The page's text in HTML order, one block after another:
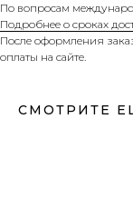
По вопросам
Подробнее о сроках
После оформления
оплаты на сайте.
СМОТРИТЕ